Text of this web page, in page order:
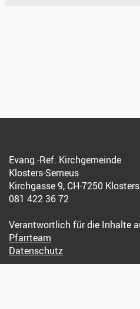
Evang.-Ref. Kirchgemeinde
Klosters-Serneus
Kirchgasse 9, CH-7250 Klosters
081 422 36 72
Verantwortlich für die Inhalte
Pfarrteam
Datenschutz